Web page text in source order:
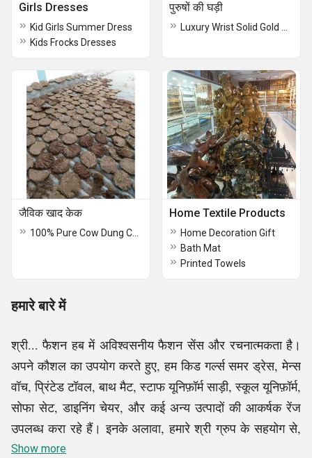
Girls Dresses
Kid Girls Summer Dress
Kids Frocks Dresses
पुरुषों की घड़ी
जैविक खाद केक Home Textile Products
Home Decoration Gift
Bath Mat
Printed Towels
हमारे बारे में
श्री... फैशन हब में अविश्वसनीय फैशन सेंस और रचनात्मकता है।
अपने कौशल का उपयोग करते हुए, हम किड गर्ल्स समर ड्रेस, मेन्स
वॉच, प्रिंटेड टॉवल, बाथ मैट, स्टाफ यूनिफ़ॉर्म साड़ी, स्कूल यूनिफ़ॉर्म,
सोफा सेट, डाइनिंग चेयर, और कई अन्य उत्पादों की आकर्षक रेंज
उपलब्ध करा रहे हैं। इनके अलावा, हमारे श्री ग्रुप के सहयोग से,
हम कैश रजिस्टर प्रिंटर रिबन, मेमोरी एसडी कार्ड और ऑर्गेनिक
Show more